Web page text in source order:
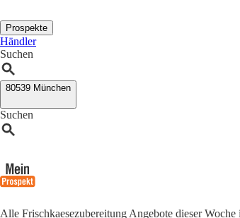
Prospekte
Händler
Suchen
80539 München
Suchen
Alle Frischkaesezubereitung Angebote dieser